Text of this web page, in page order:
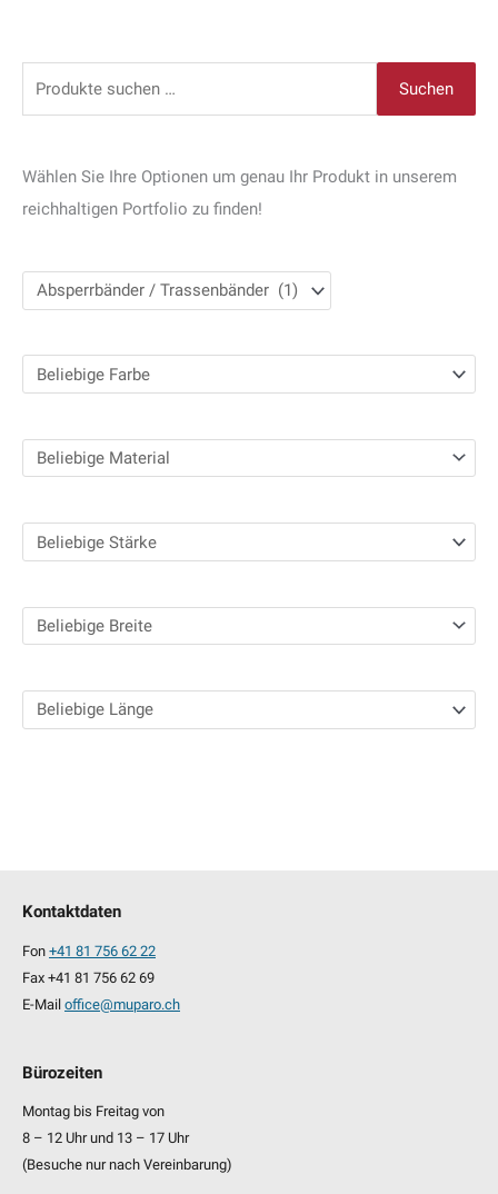
h
e
n
:
Suchen
Wählen Sie Ihre Optionen um genau Ihr Produkt in unserem
reichhaltigen Portfolio zu finden!
Kontaktdaten
Fon +41 81 756 62 22
Fax +41 81 756 62 69
E-Mail office@muparo.ch
Bürozeiten
Montag bis Freitag von
8 – 12 Uhr und 13 – 17 Uhr
(Besuche nur nach Vereinbarung)